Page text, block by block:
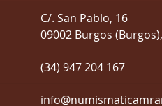
C/. San Pablo, 16
09002 Burgos
(34) 947 204 167